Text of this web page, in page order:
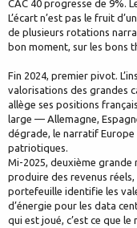
CAC 40 progresse de 9%.
L’écart n’est pas le fruit
de plusieurs rotations
bon moment, sur les bons
Fin 2024, premier pivot.
valorisations des grandes
allège ses positions
large — Allemagne,
dégrade, le narratif
patriotiques.
Mi-2025, deuxième grande
produire des revenus réels,
portefeuille identifie les
d’énergie pour les data
qui est joué, c’est ce que